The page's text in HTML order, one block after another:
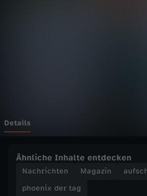
g
T
Details
Ähnliche Inhalte entdecken
Nachrichten Magazin
phoenix der tag